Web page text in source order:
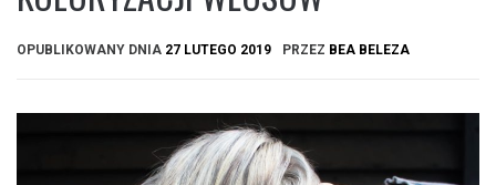
OPUBLIKOWANY DNIA 27 LUTEGO 2019 PRZEZ BEA BELEZA